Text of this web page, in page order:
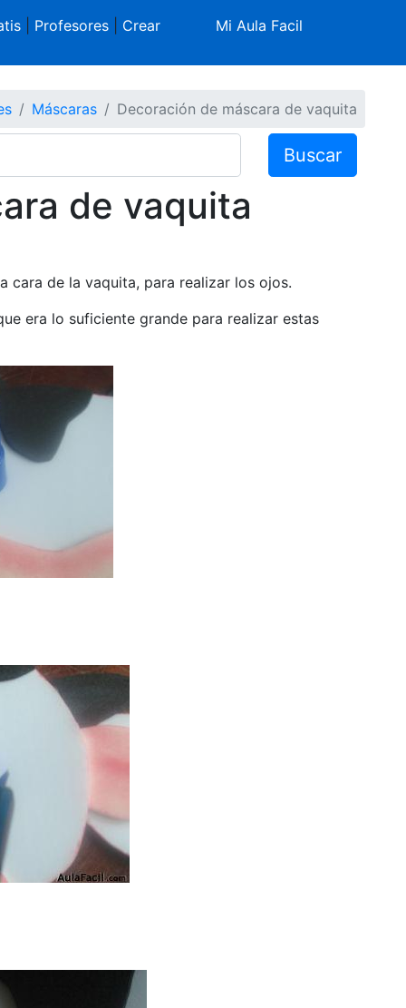
| Profesores| Crear Mi Aula Facil
Máscaras Decoración de máscara de vaquita
Buscar
de vaquita
cara de la vaquita, para realizar los ojos.
era lo suficiente grande para realizar estas